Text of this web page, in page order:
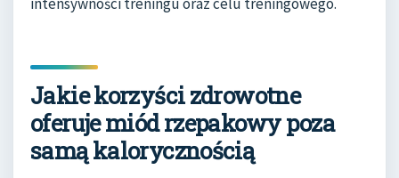
Jakie korzyści zdrowotne
oferuje miód rzepakowy poza
samą kalorycznością